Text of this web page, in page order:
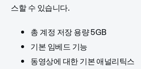
스할 수 있습니다.
총 계정 저장 용량 5GB
기본 임베드 기능
동영상에 대한 기본 애널리틱스